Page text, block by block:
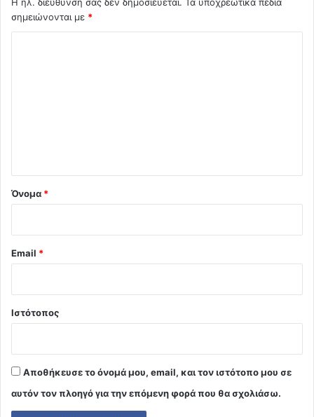
σημειώνονται με *
Όνομα *
Email *
Ιστότοπος
Αποθήκευσε το όνομά μου, email, και τον ιστότοπο μου σε
αυτόν τον πλοηγό για την επόμενη φορά που θα σχολιάσω.